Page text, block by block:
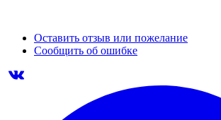
Оставить отзыв или пожелание
Сообщить об ошибке